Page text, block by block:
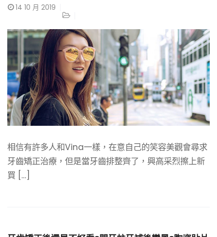
14 10 月 2019
相信有許多人和Vina一樣，在意自己的笑容美觀會尋求
牙齒矯正治療，但是當牙齒排整齊了，興高采烈擦上新
買 […]